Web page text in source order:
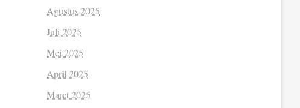
Agustus 2025
Juli 2025
Mei 2025
April 2025
Maret 2025